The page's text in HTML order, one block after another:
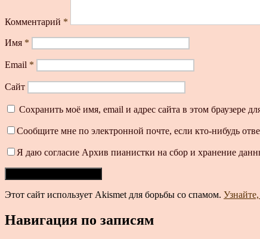
Комментарий *
Имя *
Email *
Сайт
Сохранить моё имя, email и адрес сайта в этом браузере
Сообщите мне по электронной почте, если кто-нибудь
Я даю согласие Архив пианистки на сбор и хранение
Этот сайт использует Akismet для борьбы со спамом.
Навигация по записям